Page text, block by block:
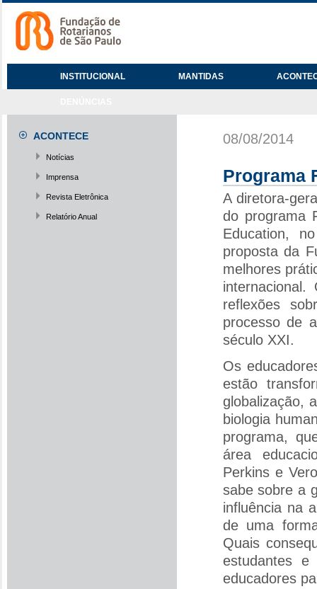
INSTITUCIONAL MANTIDAS
ACONTECE
Notícias
Imprensa
Revista Eletrônica
Relatório Anual
08/08/2014
Programa
A diretora-
do programa
Education,
proposta da
melhores
reflexões
processo de
século XXI.
Os
estão
globalização,
biologia
programa,
área
Perkins e
sabe sobre a
influência na
de uma
Quais
estudantes
educadores